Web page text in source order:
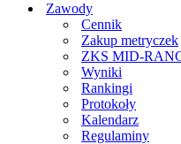
Zawody
Cennik
Zakup metryczek
ZKS MID-
Wyniki
Rankingi
Protokoły
Kalendarz
Regulaminy